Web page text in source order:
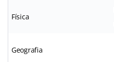
Física
Geografia